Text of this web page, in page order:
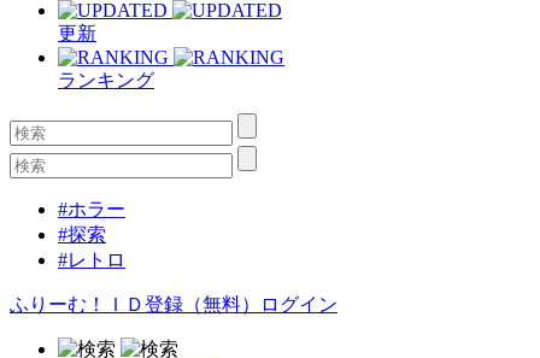
更新
ランキング
#ホラー
#探索
#レトロ
ふりーむ！ＩＤ登録（無料） ログイン